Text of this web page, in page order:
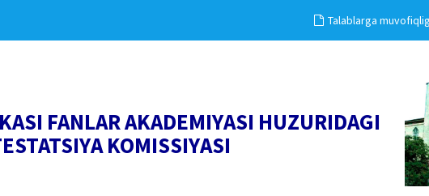
Talablarga
FANLAR AKADEMIYASI HUZURIDAGI
KOMISSIYASI